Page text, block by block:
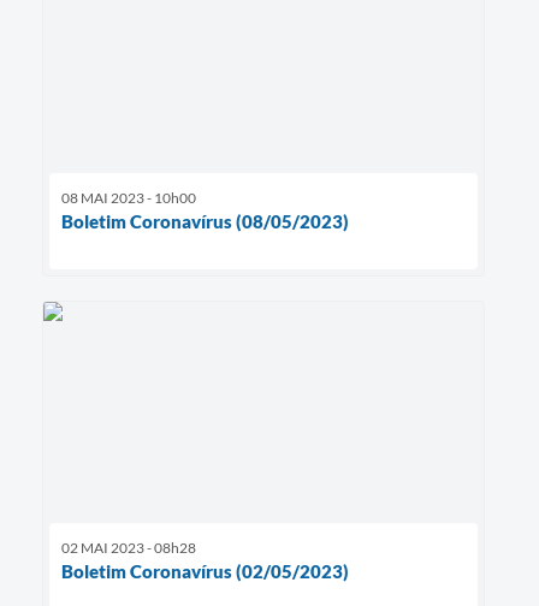
08 MAI 2023 - 10h00
Boletim Coronavírus (08/05/2023)
02 MAI 2023 - 08h28
Boletim Coronavírus (02/05/2023)